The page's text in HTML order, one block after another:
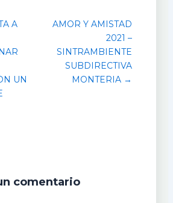
A
UN
AMOR Y AMISTAD
2021 –
SINTRAMBIENTE
SUBDIRECTIVA
MONTERIA →
comentario